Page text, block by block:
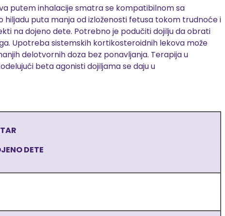
putem inhalacije smatra se kompatibilnom sa
hiljadu puta manja od izloženosti fetusa tokom trudnoće i
na dojeno dete. Potrebno je podučiti dojilju da obrati
Upotreba sistemskih kortikosteroidnih lekova može
delotvornih doza bez ponavljanja. Terapija u
beta agonisti dojiljama se daju u
DETE